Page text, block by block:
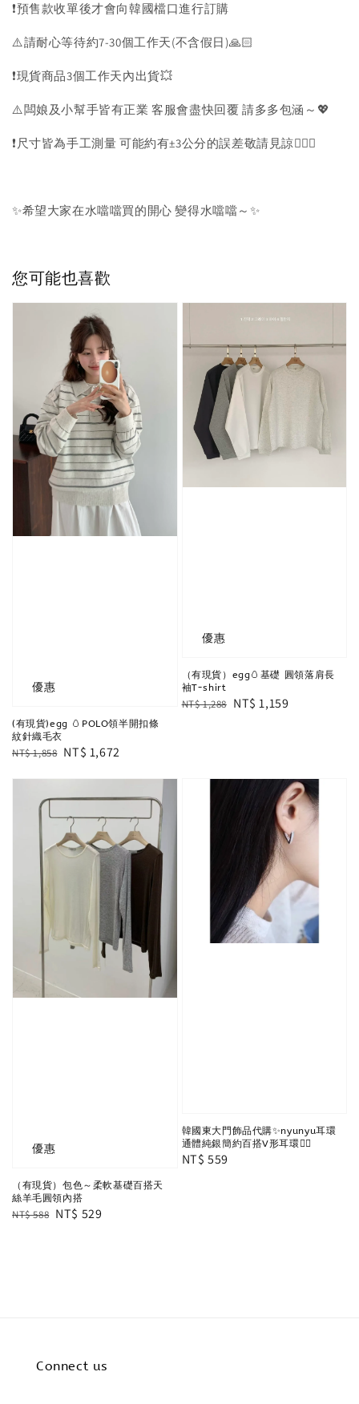
❗️預售款收單後才會向韓國檔口進行訂購
⚠️請耐心等待約7-30個工作天(不含假日)🙏🏻
❗️現貨商品3個工作天內出貨💥
⚠️闆娘及小幫手皆有正業 客服會盡快回覆 請多多包涵～💖
❗️尺寸皆為手工測量 可能約有±3公分的誤差敬請見諒🙇🏻‍♀️
✨希望大家在水噹噹買的開心 變得水噹噹～✨
您可能也喜歡
優惠
(有現貨)egg 🥚POLO領半開扣條
紋針織毛衣
Regular
NT$ 1,858 Sale
NT$ 1,672
優惠
（有現貨）egg🥚基礎 圓領落肩長
袖T-shirt
Regular
NT$ 1,288 Sale
NT$ 1,159
優惠
（有現貨）包色～柔軟基礎百搭天
絲羊毛圓領內搭
Regular
NT$ 588 Sale
NT$ 529
韓國東大門飾品代購✨nyunyu耳環
通體純銀簡約百搭V形耳環✌🏻
Regular
NT$ 559
Connect us